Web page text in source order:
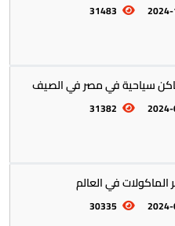
31483
سياحية في مصر في الصيف
31382
في العالم
30335